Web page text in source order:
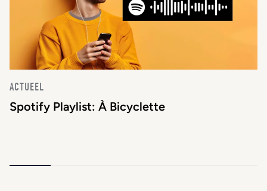
ACTUEEL
Spotify Playlist: À Bicyclette